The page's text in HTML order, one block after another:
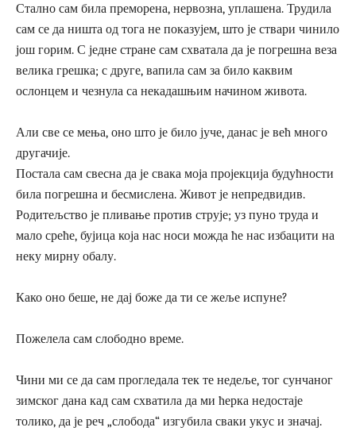
Стално сам била преморена, нервозна, уплашена. Трудила
сам се да ништа од тога не показујем, што је ствари чинило
још горим. С једне стране сам схватала да је погрешна веза
велика грешка; с друге, вапила сам за било каквим
ослонцем и чезнула са некадашњим начином живота.
Али све се мења, оно што је било јуче, данас је већ много
другачије.
Постала сам свесна да је свака моја пројекција будућности
била погрешна и бесмислена. Живот је непредвидив.
Родитељство је пливање против струје; уз пуно труда и
мало среће, бујица која нас носи можда ће нас избацити на
неку мирну обалу.
Како оно беше, не дај боже да ти се жеље испуне?
Пожелела сам слободно време.
Чини ми се да сам прогледала тек те недеље, тог сунчаног
зимског дана кад сам схватила да ми ћерка недостаје
толико, да је реч „слобода“ изгубила сваки укус и значај.